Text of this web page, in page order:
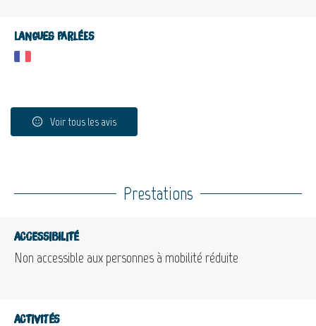
Langues parlées
Voir tous les avis
Prestations
Accessibilité
Non accessible aux personnes à mobilité réduite
Activités